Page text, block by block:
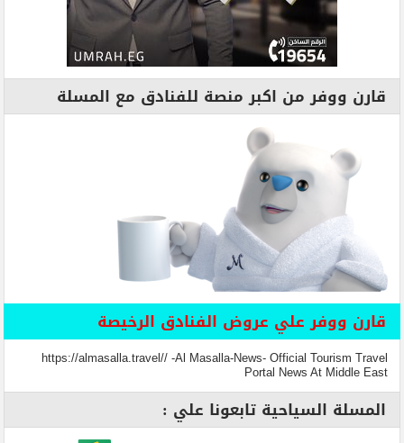
قارن ووفر من اكبر منصة للفنادق مع المسلة
قارن ووفر علي عروض الفنادق الرخيصة
https://almasalla.travel// -Al Masalla-News- Official Tourism Travel
Portal News At Middle East
المسلة السياحية تابعونا علي :